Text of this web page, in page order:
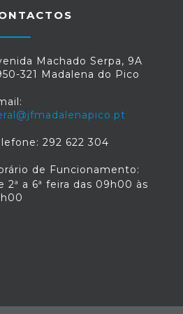
Machado Serpa, 9A
321 Madalena do Pico
292 622 304
de Funcionamento:
2ª a 6ª feira das 09h00 às